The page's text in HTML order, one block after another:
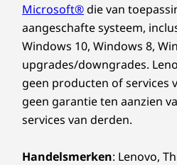
Eersteklas
voor je
Robuuste
Verpakking:
De kussenverpakking
content (PIC) gerecycled
(EPE)
De tas van het apparaat
oceaangebonden plastic (OBP)
Microsoft®die van
aangeschafte systeem,
Windows 10, Windows 8,
upgrades/downgrades.
geen producten of services
geen garantie ten aanzien
services van derden.
Handelsmerken: Lenovo,